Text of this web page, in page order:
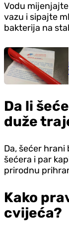
Vodu
vazu i sipajte
bakterija na
Da li
duže
Da, šećer
šećera i par
prirodnu
Kako
cvijeća?